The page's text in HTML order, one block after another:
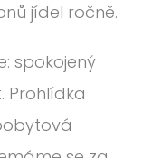
jídel ročně.
spokojený
Prohlídka